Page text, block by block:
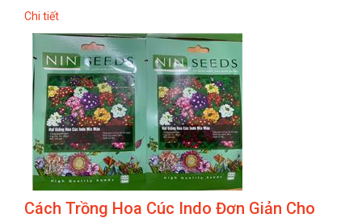
Chi tiết
Cách Trồng Hoa Cúc Indo Đơn Giản Cho